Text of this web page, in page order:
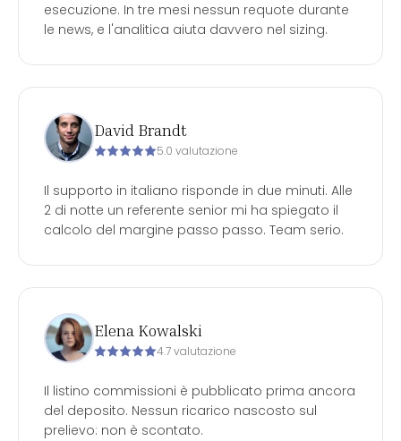
esecuzione. In tre mesi nessun requote durante
le news, e l'analitica aiuta davvero nel sizing.
David Brandt
5.0 valutazione
Il supporto in italiano risponde in due minuti. Alle
2 di notte un referente senior mi ha spiegato il
calcolo del margine passo passo. Team serio.
Elena Kowalski
4.7 valutazione
Il listino commissioni è pubblicato prima ancora
del deposito. Nessun ricarico nascosto sul
prelievo: non è scontato.